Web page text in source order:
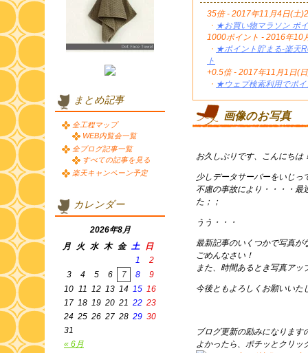
35倍 - 2017年11月4日(土
・ ★お買い物マラソン ポ
1000ポイント - 2016年10
・ ★ポイント貯まる-楽天
ト
+0.5倍 - 2017年11月1日(
・ ★ウェブ検索利用でポ
画像のお写真
お久しぶりです、こんにちは
少しデータサーバーをいじっ
不慮の事故により・・・・最
た；；
うう・・・
最新記事のいくつかで写真が
ごめんなさい！
また、時間あるとき写真アッ
今後ともよろしくお願いいた
ブログ更新の励みになります
よかったら、ポチッとクリッ
まとめ記事
全工程マップ
WEB内覧会一覧
全ブログ記事一覧
すべての記事を見る
楽天キャンペーン予定
カレンダー
2026年8月
月
火 水 木 金 土 日
« 6月
1
2
3
4 5 6 7 8
9
10 11 12 13 14 15 16
17 18 19 20 21 22 23
24 25 26 27 28 29 30
31